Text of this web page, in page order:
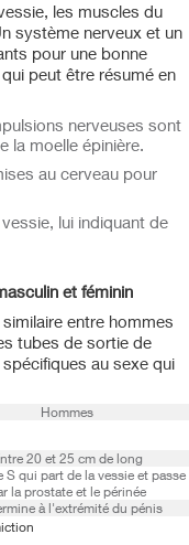
les muscles du
système nerveux et un
pour une bonne
peut être résumé en
nerveuses sont
la moelle épinière.
au cerveau pour
lui indiquant de
et féminin
entre hommes
tubes de sortie de
au sexe qui
Hommes
20 et 25 cm de long
S qui part de la vessie et passe
la prostate et le périnée
à l'extrémité du pénis